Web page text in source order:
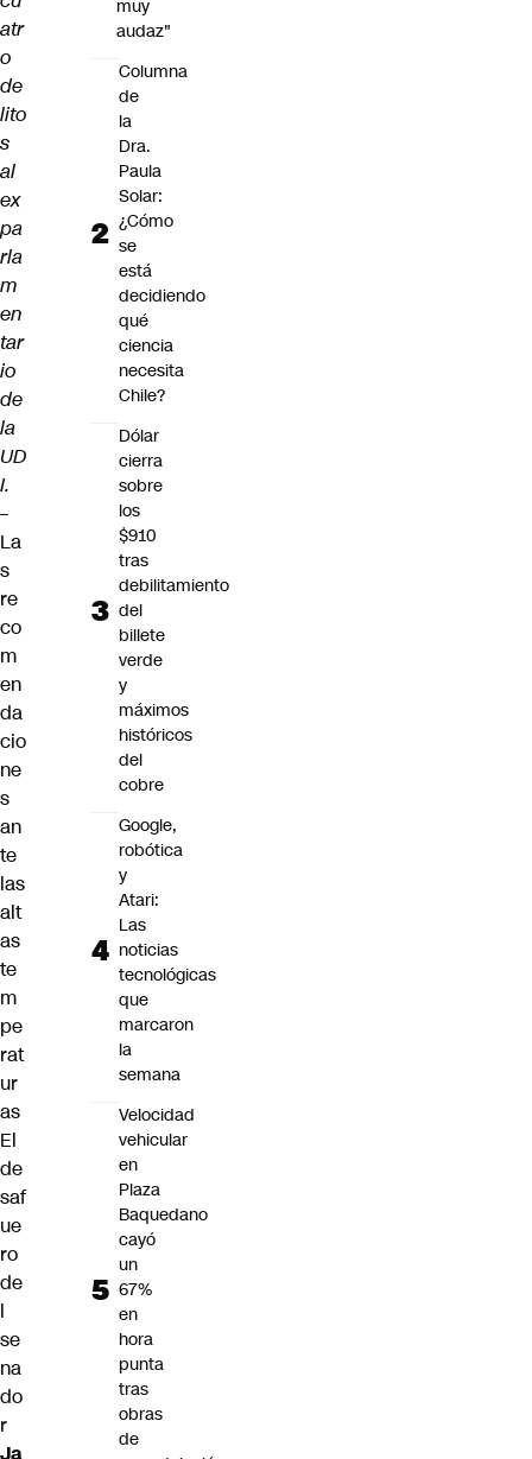
atr
o
de
lito
s
al
ex
pa
rla
m
en
tar
io
de
la
UD
I.
–
La
s
re
co
m
en
da
cio
ne
s
an
te
las
alt
as
te
m
pe
rat
ur
as
El
de
saf
ue
ro
de
l
se
na
do
r
Ja
muy
audaz"
Columna
de
la
Dra.
Paula
Solar:
¿Cómo
se
está
decidiendo
qué
ciencia
necesita
Chile?
Dólar
cierra
sobre
los
$910
tras
debilitamiento
del
billete
verde
y
máximos
históricos
del
cobre
Google,
robótica
y
Atari:
Las
noticias
tecnológicas
que
marcaron
la
semana
Velocidad
vehicular
en
Plaza
Baquedano
cayó
un
67%
en
hora
punta
tras
obras
de